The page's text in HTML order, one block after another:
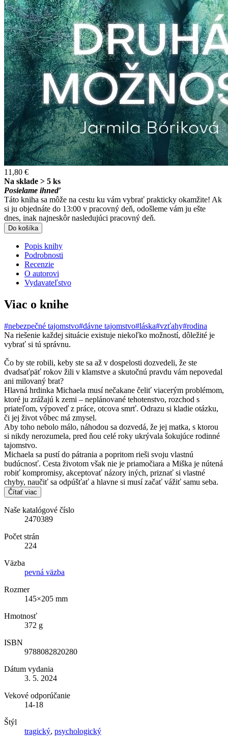
11,80 €
Na sklade > 5 ks
Posielame ihneď
Táto kniha sa môže na cestu ku vám vybrať prakticky okamžite! Ak
si ju objednáte do 13:00 v pracovný deň, odošleme vám ju ešte
dnes, inak najneskôr nasledujúci pracovný deň.
Do košíka
Popis knihy
Podrobnosti
Recenzie
O autorovi
Vydavateľstvo
Viac o knihe
#nebezpečné tajomstvo#dávne tajomstvo#láska#vzťahy#rodina
Na riešenie každej situácie existuje niekoľko možností, dôležité je
vybrať si tú správnu.
Čo by ste robili, keby ste sa až v dospelosti dozvedeli, že ste
dvadsaťpäť rokov žili v klamstve a skutočnú pravdu vám nepovedal
ani milovaný brat?
Hlavná hrdinka Michaela musí nečakane čeliť viacerým problémom,
ktoré ju zrážajú k zemi – neplánované tehotenstvo, rozchod s
priateľom, výpoveď z práce, otcova smrť. Odrazu si kladie otázku,
či jej život vôbec má zmysel.
Aby toho nebolo málo, náhodou sa dozvedá, že jej matka, s ktorou
si nikdy nerozumela, pred ňou celé roky ukrývala šokujúce rodinné
tajomstvo.
Michaela sa pustí do pátrania a popritom rieši svoju vlastnú
budúcnosť. Cesta životom však nie je priamočiara a Miška je nútená
robiť kompromisy, akceptovať názory iných, priznať si vlastné
chyby, naučiť sa odpúšťať a hlavne si musí začať vážiť samu seba.
Čítať viac
Naše katalógové číslo
2470389
Počet strán
224
Väzba
pevná väzba
Rozmer
145×205 mm
Hmotnosť
372 g
ISBN
9788082820280
Dátum vydania
3. 5. 2024
Vekové odporúčanie
14-18
Štýl
tragický, psychologický